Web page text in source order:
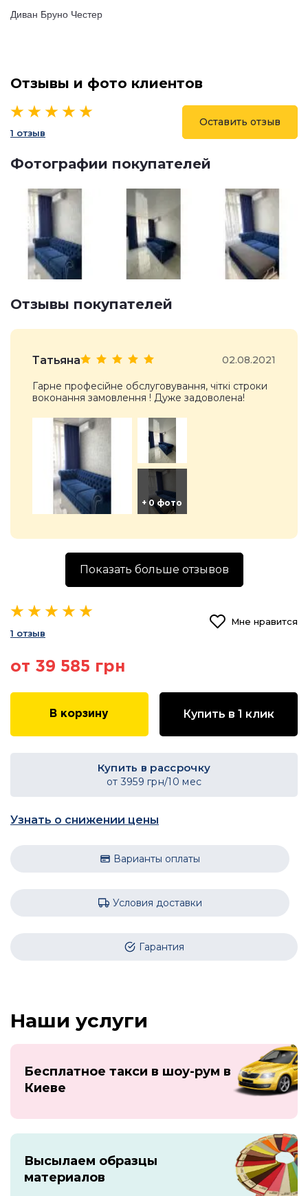
Диван Бруно Честер
Отзывы и фото клиентов
1 отзыв
Оставить отзыв
Фотографии покупателей
Отзывы покупателей
Татьяна 02.08.2021
Гарне професійне обслуговування, чіткі строки
воконання замовлення ! Дуже задоволена!
Показать больше отзывов
1 отзыв
Мне нравится
от 39 585 грн
В корзину Купить в 1 клик
Купить в рассрочку
от3959 грн/10 мес
Узнать о снижении цены
Варианты оплаты
Условия доставки
Гарантия
Наши услуги
Бесплатное такси в шоу-рум в
Киеве
Высылаем образцы
материалов